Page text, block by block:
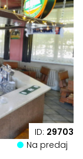
ID: 29703
Na predaj